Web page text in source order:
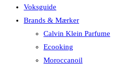
Voksguide
Brands & Mærker
Calvin Klein Parfume
Ecooking
Moroccanoil